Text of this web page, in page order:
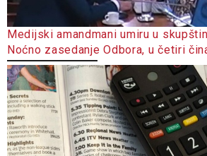
Medijski amandmani umiru u
Noćno zasedanje Odbora, u četiri